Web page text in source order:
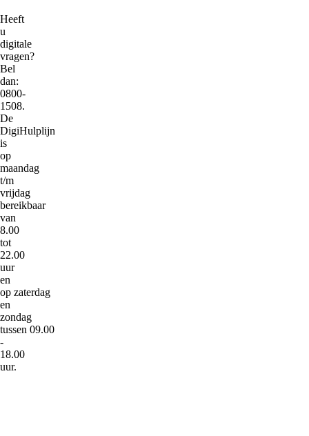
Heeft
u
digitale
vragen?
Bel
dan:
0800-
1508.
De
DigiHulplijn
is
op
maandag
t/m
vrijdag
bereikbaar
van
8.00
tot
22.00
uur
en
op zaterdag
en
zondag
tussen 09.00
-
18.00
uur.